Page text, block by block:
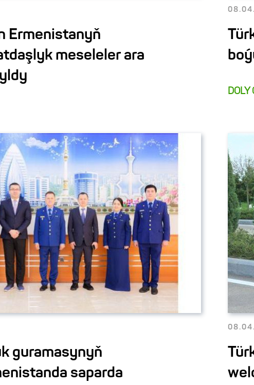
Ermenistanyň
meseleler ara
DOLY
guramasynyň
saparda